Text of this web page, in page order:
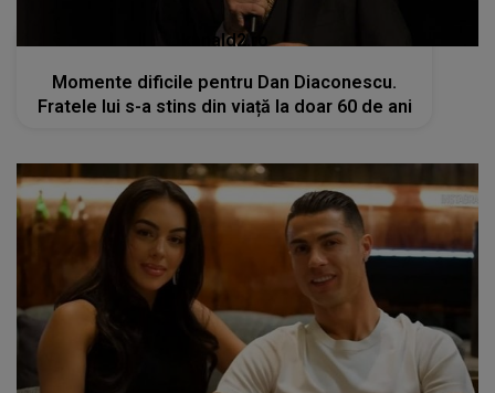
kanald2.ro
Momente dificile pentru Dan Diaconescu.
Fratele lui s-a stins din viață la doar 60 de ani